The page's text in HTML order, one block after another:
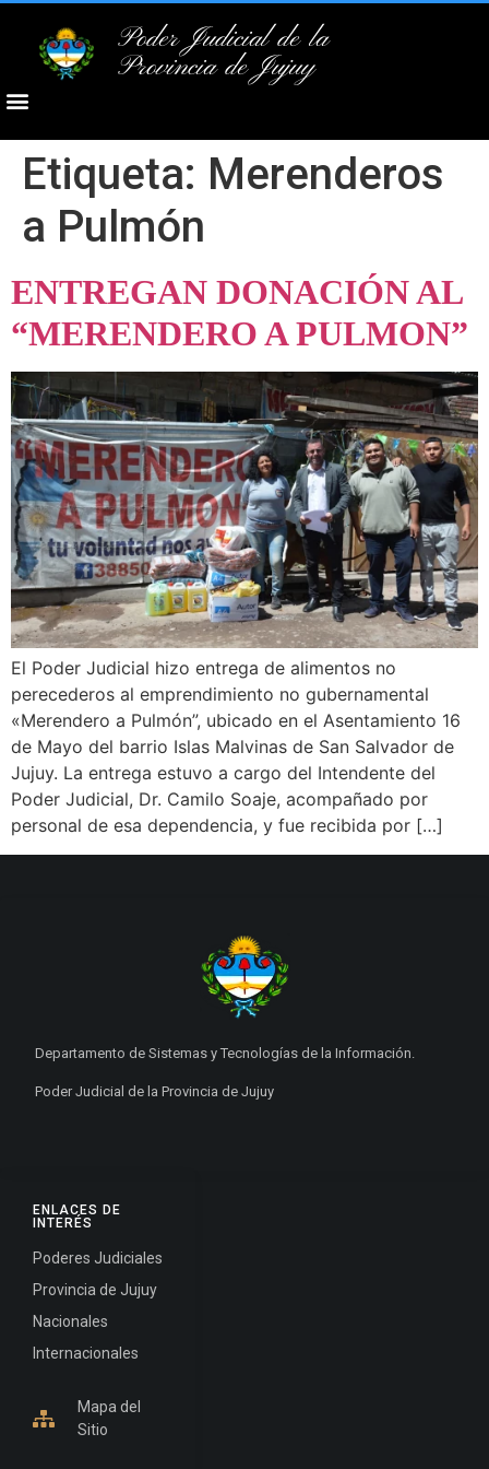
Poder Judicial de la
Provincia de Jujuy
Etiqueta: Merenderos
a Pulmón
ENTREGAN DONACIÓN AL
“MERENDERO A PULMON”
El Poder Judicial hizo entrega de alimentos no
perecederos al emprendimiento no gubernamental
«Merendero a Pulmón”, ubicado en el Asentamiento 16
de Mayo del barrio Islas Malvinas de San Salvador de
Jujuy. La entrega estuvo a cargo del Intendente del
Poder Judicial, Dr. Camilo Soaje, acompañado por
personal de esa dependencia, y fue recibida por […]
ENLACES DE
INTERÉS
Poderes Judiciales
Provincia de Jujuy
Nacionales
Internacionales
Mapa del
Sitio
Departamento de Sistemas y Tecnologías de la Información.
Poder Judicial de la Provincia de Jujuy